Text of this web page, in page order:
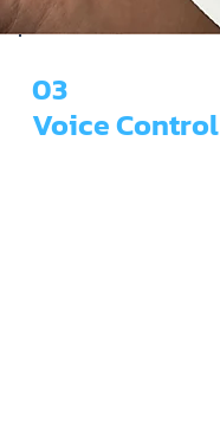
03
Voice Control